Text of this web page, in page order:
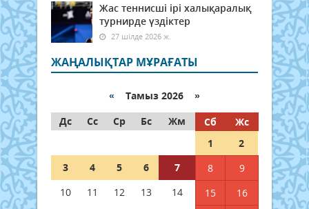
Жас теннисші ірі халықаралық
турнирде үздіктер
27 шілде 2026 ж.
ЖАҢАЛЫҚТАР МҰРАҒАТЫ
« Тамыз 2026 »
Дс
Сс Ср Бс Жм Сб
Жс
1
2
3
4 5 6 7 8
9
10
11 12 13 14 15
16